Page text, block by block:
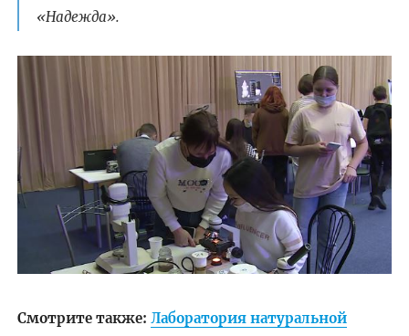
«Надежда».
Смотрите также: Лаборатория натуральной